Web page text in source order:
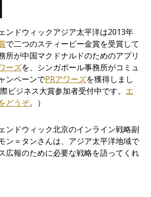
ンドウィックアジア太平洋は2013年
で二つのスティービー金賞を受賞して
所が中国マクドナルドのためのアプリ
ーズを、シンガポール事務所がコミュ
ンペーンでPRアワーズを獲得しまし
ビジネス大賞参加者受付中です。 エ
どうぞ。）
ンドウィック北京のインライン戦略副
ン＝タンさんは、アジア太平洋地域で
広報のために必要な戦略を語ってくれ